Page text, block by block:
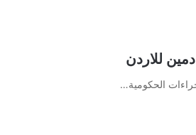
للاردن
الحكومية…